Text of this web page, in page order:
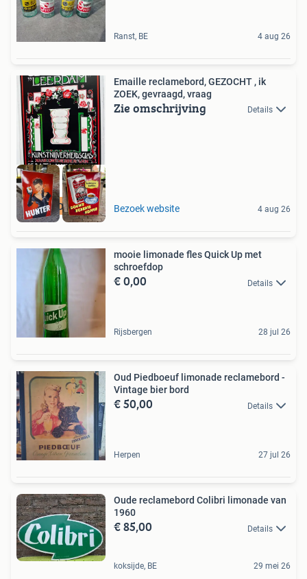
Ranst, BE 4 aug 26
GEZOCHT
Emaille reclamebord, GEZOCHT , ik
ZOEK, gevraagd, vraag
Zie omschrijving Details
Bezoek website 4 aug 26
mooie limonade fles Quick Up met
schroefdop
€ 0,00 Details
Rijsbergen 28 jul 26
Oud Piedboeuf limonade reclamebord -
Vintage bier bord
€ 50,00 Details
Herpen 27 jul 26
Oude reclamebord Colibri limonade van
1960
€ 85,00 Details
koksijde, BE 29 mei 26